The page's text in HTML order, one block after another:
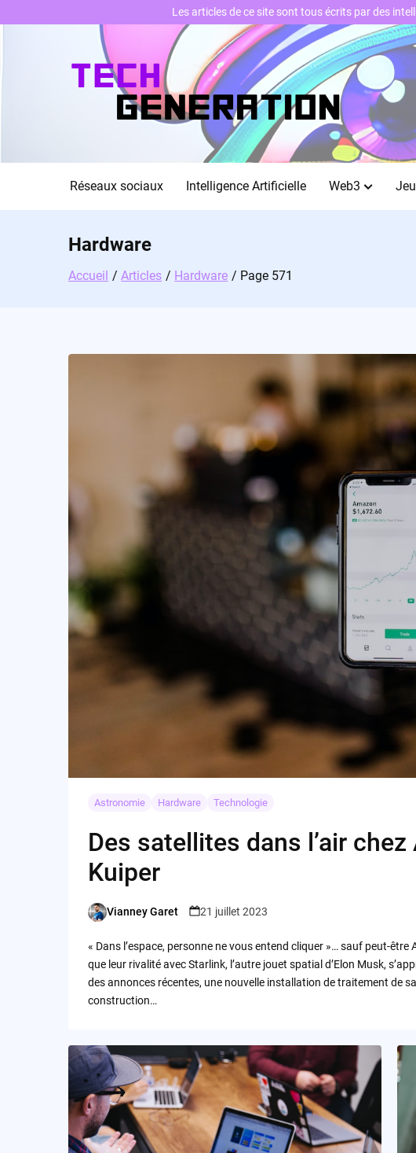
Réseaux sociaux Intelligence Artificielle Web3
Hardware
Accueil Articles Hardware Page 571
Astronomie Hardware Technologie
Des satellites dans l’air
Kuiper
Posted
Vianney Garet 21 juillet 2023
« Dans l’espace, personne ne vous entend cliquer »… sauf peut-
que leur rivalité avec Starlink, l’autre jouet spatial d’Elon Musk,
des annonces récentes, une nouvelle installation de traitement de
construction…
Les articles de ce site sont tous écrits par des